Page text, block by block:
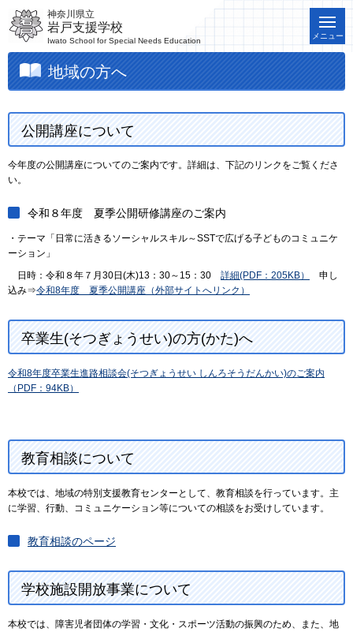
神奈川県立
岩戸支援学校
Iwato School for Special Needs Education
メニュー
地域の方へ
公開講座について
今年度の公開講座についてのご案内です。詳細は、下記のリンクをご覧くださ
い。
令和８年度 夏季公開研修講座のご案内
・テーマ「日常に活きるソーシャルスキル～SSTで広げる子どものコミュニケ
ーション」
日時：令和８年７月30日(木)13：30～15：30 詳細(PDF：205KB）
申し
込み⇒令和8年度 夏季公開講座（外部サイトへリンク）
卒業生(そつぎょうせい)の方(かた)へ
令和8年度卒業生進路相談会(そつぎょうせい しんろそうだんかい)のご案内
（PDF：94KB）
教育相談について
本校では、地域の特別支援教育センターとして、教育相談を行っています。主
に学習、行動、コミュニケーション等についての相談をお受けしています。
教育相談のページ
学校施設開放事業について
本校では、障害児者団体の学習・文化・スポーツ活動の振興のため、また、地